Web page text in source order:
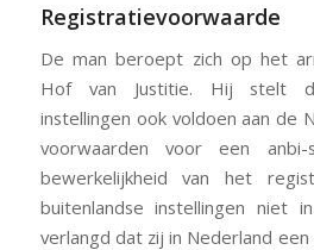
Registratievoorwaarde
De man beroept zich op het
Hof van Justitie. Hij stelt
instellingen ook voldoen aan de
voorwaarden voor een anbi-
bewerkelijkheid van het
buitenlandse instellingen niet
verlangd dat zij in Nederland een